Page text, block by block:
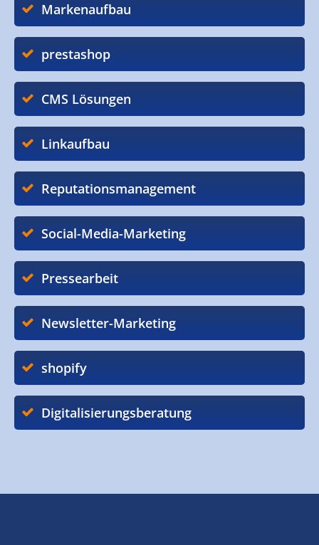
Markenaufbau
prestashop
CMS Lösungen
Linkaufbau
Reputationsmanagement
Social-Media-Marketing
Pressearbeit
Newsletter-Marketing
shopify
Digitalisierungsberatung